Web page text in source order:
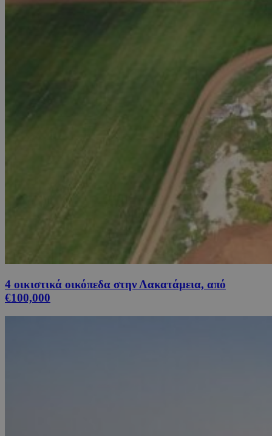
4 οικιστικά οικόπεδα στην Λακατάμεια, από
€100,000